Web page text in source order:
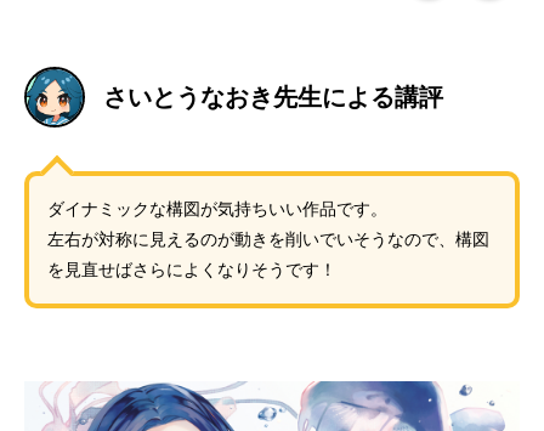
さいとうなおき先生による講評
ダイナミックな構図が気持ちいい作品です。
左右が対称に見えるのが動きを削いでいそうなので、構図
を見直せばさらによくなりそうです！